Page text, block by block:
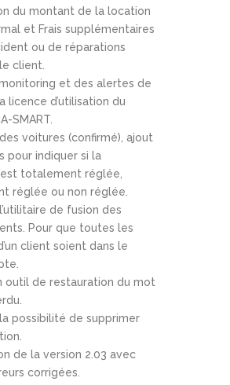
du montant de la location
et Frais supplémentaires
ou de réparations
client.
et des alertes de
licence d’utilisation du
SMART.
voitures (confirmé), ajout
pour indiquer si la
totalement réglée,
réglée ou non réglée.
de fusion des
Pour que toutes les
client soient dans le
outil de restauration du mot
possibilité de supprimer
de la version 2.03 avec
corrigées.